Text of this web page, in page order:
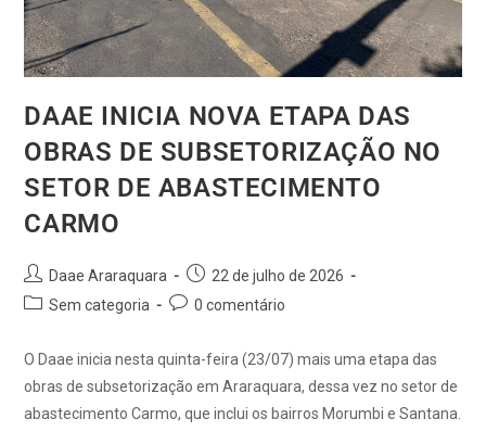
DAAE INICIA NOVA ETAPA DAS
OBRAS DE SUBSETORIZAÇÃO NO
SETOR DE ABASTECIMENTO
CARMO
Daae Araraquara
22 de julho de 2026
Sem categoria
0 comentário
O Daae inicia nesta quinta-feira (23/07) mais uma etapa das
obras de subsetorização em Araraquara, dessa vez no setor de
abastecimento Carmo, que inclui os bairros Morumbi e Santana.